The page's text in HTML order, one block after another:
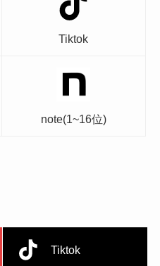
Tiktok
note(1~16位)
Tiktok